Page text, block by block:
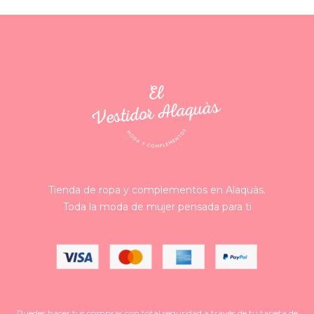
Tienda de ropa y complementos en Alaquàs.
Toda la moda de mujer pensada para ti